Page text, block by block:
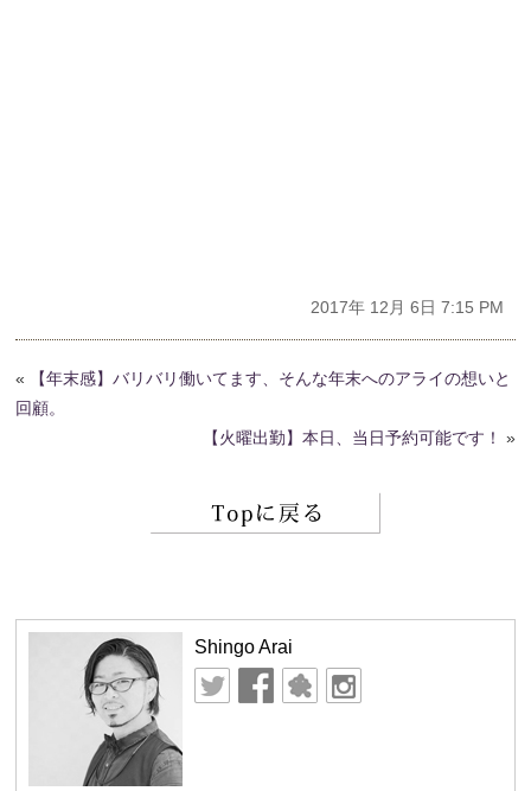
2017年 12月 6日 7:15 PM
«
【年末感】バリバリ働いてます、そんな年末へのアライの想いと
回顧。
【火曜出勤】本日、当日予約可能です！
»
Shingo Arai